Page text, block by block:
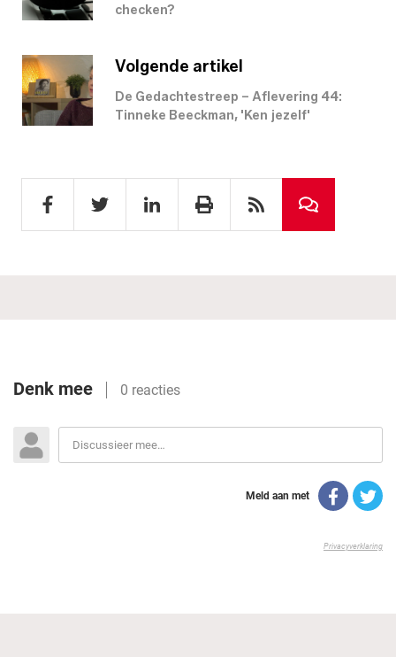
checken?
Volgende artikel
De Gedachtestreep – Aflevering 44:
Tinneke Beeckman, 'Ken jezelf'